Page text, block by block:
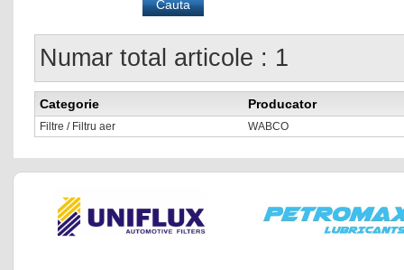
Numar total articole : 1
Categorie Producator
Filtre / Filtru aer WABCO